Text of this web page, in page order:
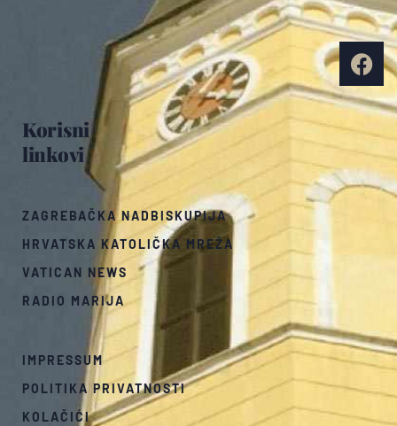
Korisni
linkovi
ZAGREBAČKA NADBISKUPIJA
HRVATSKA KATOLIČKA MREŽA
VATICAN NEWS
RADIO MARIJA
IMPRESSUM
POLITIKA PRIVATNOSTI
KOLAČIĆI